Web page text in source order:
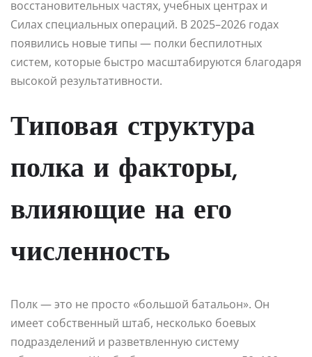
восстановительных частях, учебных центрах и
Силах специальных операций. В 2025–2026 годах
появились новые типы — полки беспилотных
систем, которые быстро масштабируются благодаря
высокой результативности.
Типовая структура
полка и факторы,
влияющие на его
численность
Полк — это не просто «большой батальон». Он
имеет собственный штаб, несколько боевых
подразделений и разветвленную систему